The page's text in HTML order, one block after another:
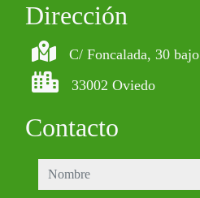
Dirección
C/ Foncalada, 30 bajo
33002 Oviedo
Contacto
nombre